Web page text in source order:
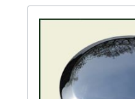
Jaguar